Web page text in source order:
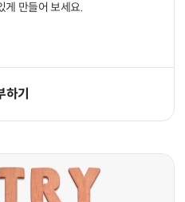
게 만들어 보세요.
하기